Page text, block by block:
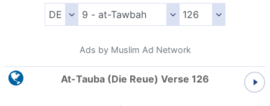
Ads by Muslim Ad Network
At-Tauba (Die Reue) Verse 126